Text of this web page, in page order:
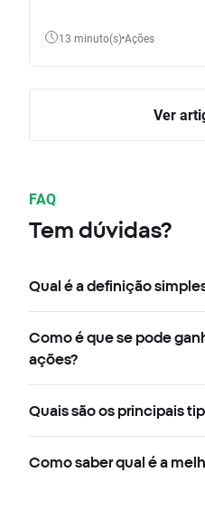
13 minuto(s) Ações
Ver
FAQ
Tem dúvidas?
Qual é a definição
Como é que se pode
ações?
Quais são os principais
Como saber qual é a